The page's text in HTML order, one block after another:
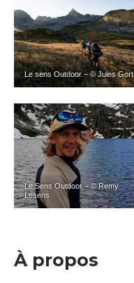
Le sens Outdoor – © Jules Gort
Le Sens Outdoor – © Remy
Lesens
À propos